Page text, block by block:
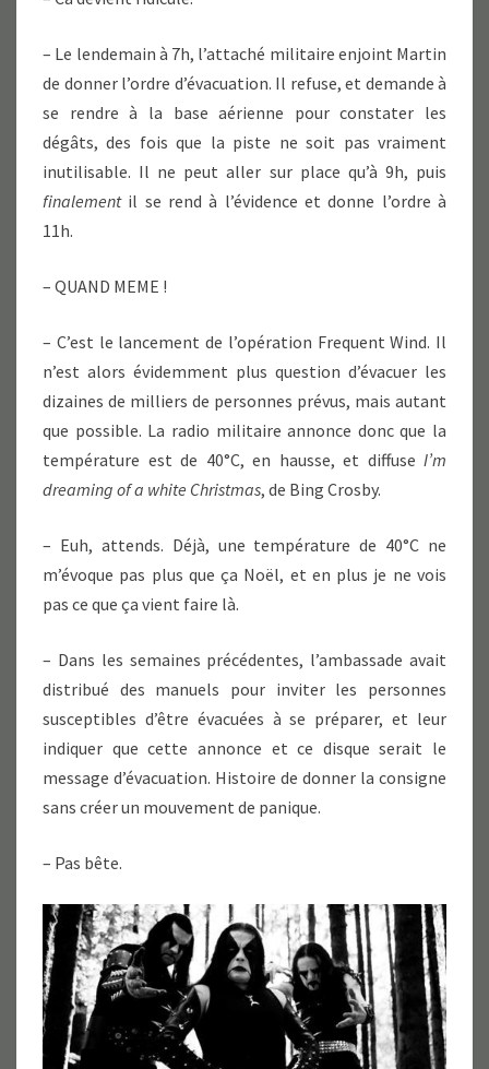
– Le lendemain à 7h, l’attaché militaire enjoint Martin
de donner l’ordre d’évacuation. Il refuse, et demande à
se rendre à la base aérienne pour constater les
dégâts, des fois que la piste ne soit pas vraiment
inutilisable. Il ne peut aller sur place qu’à 9h, puis
finalementil se rend à l’évidence et donne l’ordre à
11h.
– QUAND MEME !
– C’est le lancement de l’opération Frequent Wind. Il
n’est alors évidemment plus question d’évacuer les
dizaines de milliers de personnes prévus, mais autant
que possible. La radio militaire annonce donc que la
température est de 40°C, en hausse, et diffuse I’m
dreaming of a white Christmas, de Bing Crosby.
– Euh, attends. Déjà, une température de 40°C ne
m’évoque pas plus que ça Noël, et en plus je ne vois
pas ce que ça vient faire là.
– Dans les semaines précédentes, l’ambassade avait
distribué des manuels pour inviter les personnes
susceptibles d’être évacuées à se préparer, et leur
indiquer que cette annonce et ce disque serait le
message d’évacuation. Histoire de donner la consigne
sans créer un mouvement de panique.
– Pas bête.